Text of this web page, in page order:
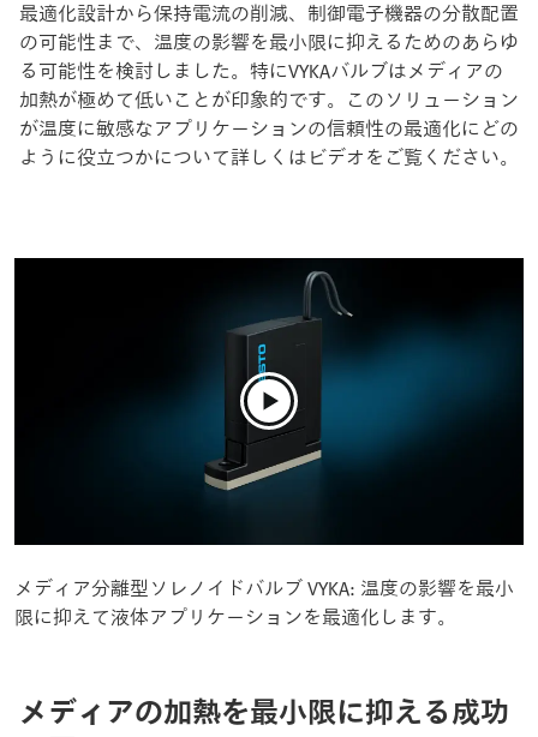
最適化設計から保持電流の削減、制御電子機器の分散配置
の可能性まで、温度の影響を最小限に抑えるためのあらゆ
る可能性を検討しました。特にVYKAバルブはメディアの
加熱が極めて低いことが印象的です。このソリューション
が温度に敏感なアプリケーションの信頼性の最適化にどの
ように役立つかについて詳しくはビデオをご覧ください。
メディア分離型ソレノイドバルブ VYKA: 温度の影響を最小
限に抑えて液体アプリケーションを最適化します。
メディアの加熱を最小限に抑える成功